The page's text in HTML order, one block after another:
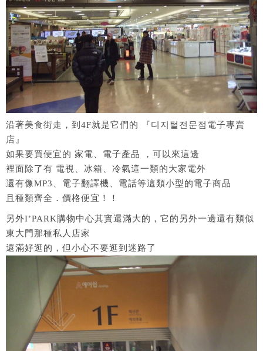
沿著美食街走，到4F就是它們的 『디지털전문점電子專賣
店』
如果要買便宜的 家電、電子產品 ，可以來這邊
裡面除了有 電視、冰箱、冷氣這一類的大家電外
還有像MP3、電子翻譯機、電話等這類小型的電子商品
且種類齊全．價格便宜！！
另外I’PARK購物中心其實還滿大的，它的另外一邊還有類似
東大門那種私人店家
還滿好逛的，但小心不要逛到迷路了